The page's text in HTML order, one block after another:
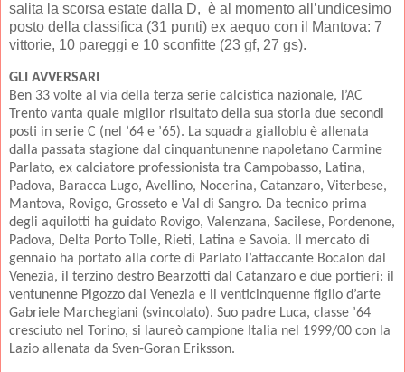
salita la scorsa estate dalla D, è al momento all’undicesimo
posto della classifica (31 punti) ex aequo con il Mantova: 7
vittorie, 10 pareggi e 10 sconfitte (23 gf, 27 gs).
GLI AVVERSARI
Ben 33 volte al via della terza serie calcistica nazionale, l’AC
Trento vanta quale miglior risultato della sua storia due secondi
posti in serie C (nel ’64 e ’65). La squadra gialloblu è allenata
dalla passata stagione dal cinquantunenne napoletano Carmine
Parlato, ex calciatore professionista tra Campobasso, Latina,
Padova, Baracca Lugo, Avellino, Nocerina, Catanzaro, Viterbese,
Mantova, Rovigo, Grosseto e Val di Sangro. Da tecnico prima
degli aquilotti ha guidato Rovigo, Valenzana, Sacilese, Pordenone,
Padova, Delta Porto Tolle, Rieti, Latina e Savoia. Il mercato di
gennaio ha portato alla corte di Parlato l’attaccante Bocalon dal
Venezia, il terzino destro Bearzotti dal Catanzaro e due portieri: il
ventunenne Pigozzo dal Venezia e il venticinquenne figlio d’arte
Gabriele Marchegiani (svincolato). Suo padre Luca, classe ’64
cresciuto nel Torino, si laureò campione Italia nel 1999/00 con la
Lazio allenata da Sven-Goran Eriksson.